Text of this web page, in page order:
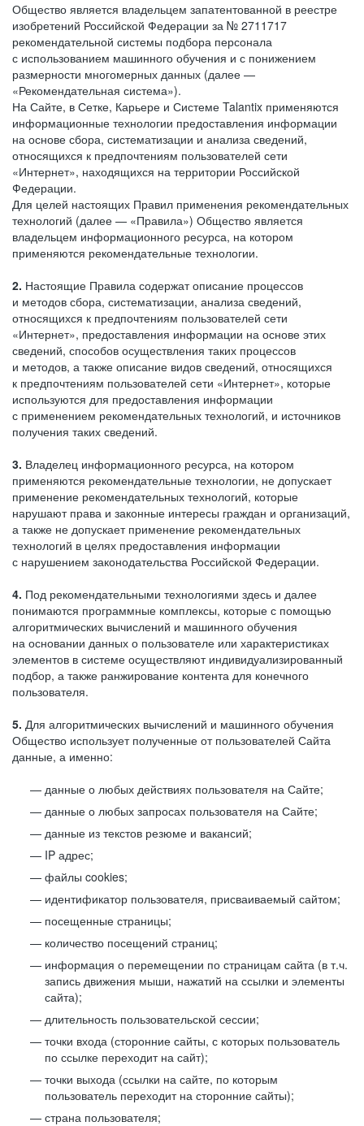
Общество является владельцем запатентованной в реестре
изобретений Российской Федерации за № 2711717
рекомендательной системы подбора персонала
с использованием машинного обучения и с понижением
размерности многомерных данных (далее —
«Рекомендательная система»).
На Сайте, в Сетке, Карьере и Системе Talantix применяются
информационные технологии предоставления информации
на основе сбора, систематизации и анализа сведений,
относящихся к предпочтениям пользователей сети
«Интернет», находящихся на территории Российской
Федерации.
Для целей настоящих Правил применения рекомендательных
технологий (далее — «Правила») Общество является
владельцем информационного ресурса, на котором
применяются рекомендательные технологии.
2. Настоящие Правила содержат описание процессов
и методов сбора, систематизации, анализа сведений,
относящихся к предпочтениям пользователей сети
«Интернет», предоставления информации на основе этих
сведений, способов осуществления таких процессов
и методов, а также описание видов сведений, относящихся
к предпочтениям пользователей сети «Интернет», которые
используются для предоставления информации
с применением рекомендательных технологий, и источников
получения таких сведений.
3. Владелец информационного ресурса, на котором
применяются рекомендательные технологии, не допускает
применение рекомендательных технологий, которые
нарушают права и законные интересы граждан и организаций,
а также не допускает применение рекомендательных
технологий в целях предоставления информации
с нарушением законодательства Российской Федерации.
4. Под рекомендательными технологиями здесь и далее
понимаются программные комплексы, которые с помощью
алгоритмических вычислений и машинного обучения
на основании данных о пользователе или характеристиках
элементов в системе осуществляют индивидуализированный
подбор, а также ранжирование контента для конечного
пользователя.
5. Для алгоритмических вычислений и машинного обучения
Общество использует полученные от пользователей Сайта
данные, а именно:
данные о любых действиях пользователя на Сайте;
данные о любых запросах пользователя на Сайте;
данные из текстов резюме и вакансий;
IP адрес;
файлы cookies;
идентификатор пользователя, присваиваемый сайтом;
посещенные страницы;
количество посещений страниц;
информация о перемещении по страницам сайта (в т.ч.
запись движения мыши, нажатий на ссылки и элементы
сайта);
длительность пользовательской сессии;
точки входа (сторонние сайты, с которых пользователь
по ссылке переходит на сайт);
точки выхода (ссылки на сайте, по которым
пользователь переходит на сторонние сайты);
страна пользователя;